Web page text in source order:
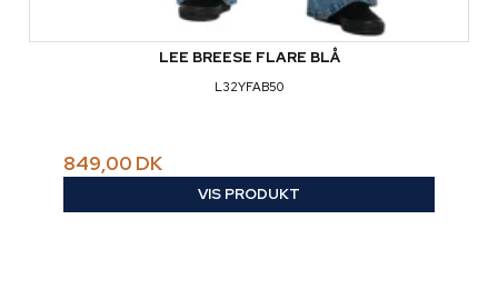
LEE BREESE FLARE BLÅ
L32YFAB50
849,00 DK
VIS PRODUKT